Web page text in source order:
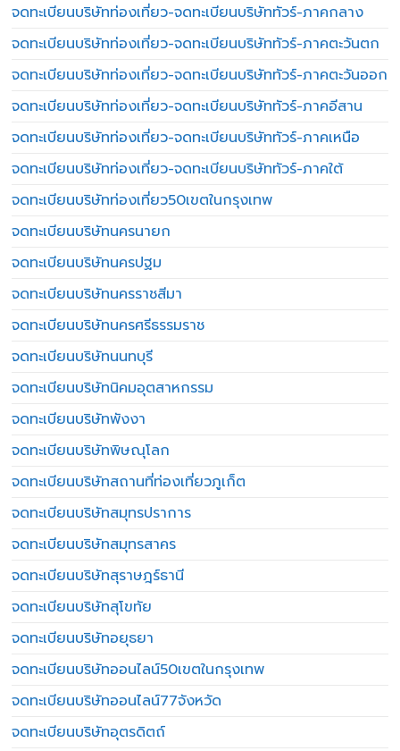
จดทะเบียนบริษัทท่องเที่ยว-จดทะเบียนบริษัททัวร์-ภาคกลาง
จดทะเบียนบริษัทท่องเที่ยว-จดทะเบียนบริษัททัวร์-ภาคตะวันตก
จดทะเบียนบริษัทท่องเที่ยว-จดทะเบียนบริษัททัวร์-ภาคตะวันออก
จดทะเบียนบริษัทท่องเที่ยว-จดทะเบียนบริษัททัวร์-ภาคอีสาน
จดทะเบียนบริษัทท่องเที่ยว-จดทะเบียนบริษัททัวร์-ภาคเหนือ
จดทะเบียนบริษัทท่องเที่ยว-จดทะเบียนบริษัททัวร์-ภาคใต้
จดทะเบียนบริษัทท่องเที่ยว50เขตในกรุงเทพ
จดทะเบียนบริษัทนครนายก
จดทะเบียนบริษัทนครปฐม
จดทะเบียนบริษัทนครราชสีมา
จดทะเบียนบริษัทนครศรีธรรมราช
จดทะเบียนบริษัทนนทบุรี
จดทะเบียนบริษัทนิคมอุตสาหกรรม
จดทะเบียนบริษัทพังงา
จดทะเบียนบริษัทพิษณุโลก
จดทะเบียนบริษัทสถานที่ท่องเที่ยวภูเก็ต
จดทะเบียนบริษัทสมุทรปราการ
จดทะเบียนบริษัทสมุทรสาคร
จดทะเบียนบริษัทสุราษฎร์ธานี
จดทะเบียนบริษัทสุโขทัย
จดทะเบียนบริษัทอยุธยา
จดทะเบียนบริษัทออนไลน์50เขตในกรุงเทพ
จดทะเบียนบริษัทออนไลน์77จังหวัด
จดทะเบียนบริษัทอุตรดิตถ์